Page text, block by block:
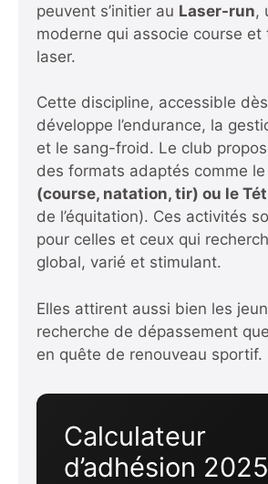
peuvent s’initier au Laser-run,
moderne qui associe course
laser.
Cette discipline, accessible
développe l’endurance, la
et le sang-froid. Le club
des formats adaptés comme le
(course, natation, tir) ou le
de l’équitation). Ces activités
pour celles et ceux qui
global, varié et stimulant.
Elles attirent aussi bien les
recherche de dépassement
en quête de renouveau sportif.
Calculateur
d’adhésion